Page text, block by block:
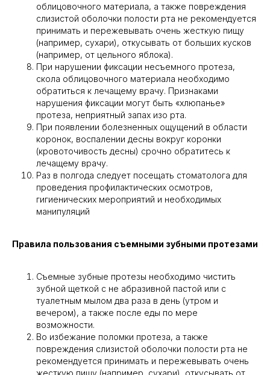
облицовочного материала, а также повреждения
слизистой оболочки полости рта не рекомендуется
принимать и пережевывать очень жесткую пищу
(например, сухари), откусывать от больших кусков
(например, от цельного яблока).
При нарушении фиксации несъемного протеза,
скола облицовочного материала необходимо
обратиться к лечащему врачу. Признаками
нарушения фиксации могут быть «хлюпанье»
протеза, неприятный запах изо рта.
При появлении болезненных ощущений в области
коронок, воспалении десны вокруг коронки
(кровоточивость десны) срочно обратитесь к
лечащему врачу.
Раз в полгода следует посещать стоматолога для
проведения профилактических осмотров,
гигиенических мероприятий и необходимых
манипуляций
Правила пользования съемными зубными протезами
Съемные зубные протезы необходимо чистить
зубной щеткой с не абразивной пастой или с
туалетным мылом два раза в день (утром и
вечером), а также после еды по мере
возможности.
Во избежание поломки протеза, а также
повреждения слизистой оболочки полости рта не
рекомендуется принимать и пережевывать очень
жесткую пищу (например, сухари), откусывать от